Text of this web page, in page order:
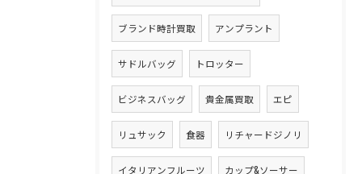
ブランド時計買取 アンプラント
サドルバッグ トロッター
ビジネスバッグ 貴金属買取 エピ
リュサック 食器 リチャードジノリ
イタリアンフルーツ カップ&ソーサー